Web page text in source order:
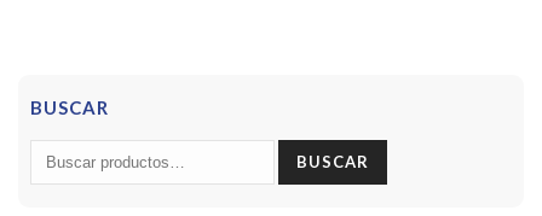
BUSCAR
Buscar
por:
BUSCAR